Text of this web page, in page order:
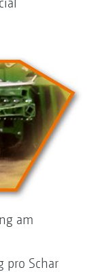
am
pro Schar